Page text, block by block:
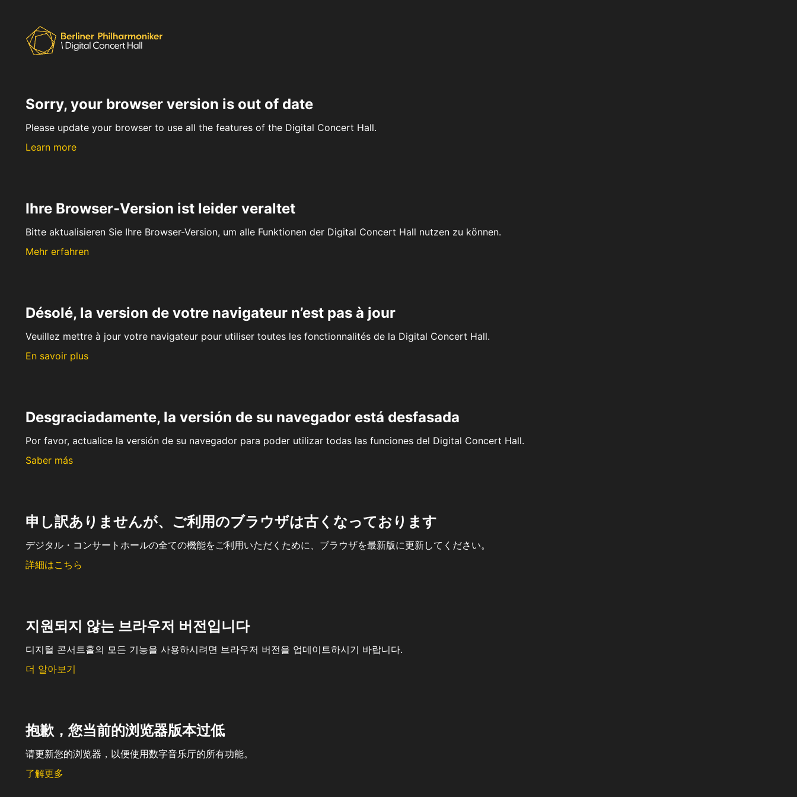
Sorry, your browser version is out of date
Please update your browser to use all the features of the Digital Concert Hall.
Learn more
Ihre Browser-Version ist leider veraltet
Bitte aktualisieren Sie Ihre Browser-Version, um alle Funktionen der Digital Concert Hall nutzen zu können.
Mehr erfahren
Désolé, la version de votre navigateur n’est pas à jour
Veuillez mettre à jour votre navigateur pour utiliser toutes les fonctionnalités de la Digital Concert Hall.
En savoir plus
Desgraciadamente, la versión de su navegador está desfasada
Por favor, actualice la versión de su navegador para poder utilizar todas las funciones del Digital Concert Hall.
Saber más
申し訳ありませんが、ご利用のブラウザは古くなっております
デジタル・コンサートホールの全ての機能をご利用いただくために、ブラウザを最新版に更新してください。
詳細はこちら
지원되지 않는 브라우저 버전입니다
디지털 콘서트홀의 모든 기능을 사용하시려면 브라우저 버전을 업데이트하시기 바랍니다.
더 알아보기
抱歉，您当前的浏览器版本过低
请更新您的浏览器，以便使用数字音乐厅的所有功能。
了解更多